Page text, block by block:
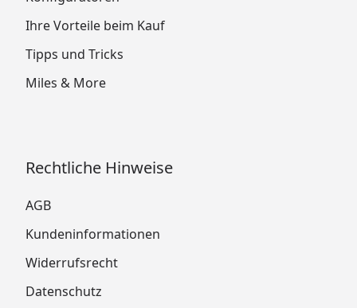
Ihre Vorteile beim Kauf
Tipps und Tricks
Miles & More
Rechtliche Hinweise
AGB
Kundeninformationen
Widerrufsrecht
Datenschutz